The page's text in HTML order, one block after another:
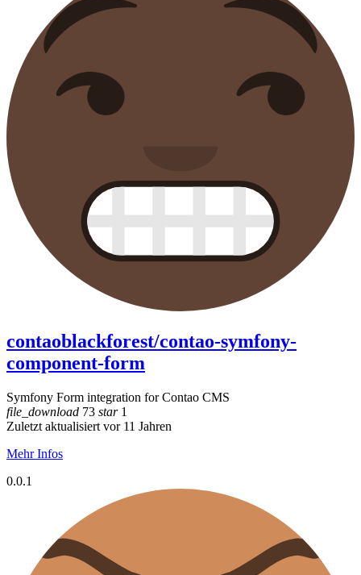
contaoblackforest/contao-symfony-
component-form
Symfony Form integration for Contao CMS
file_download 73 star1
Zuletzt aktualisiert vor 11 Jahren
Mehr Infos
0.0.1